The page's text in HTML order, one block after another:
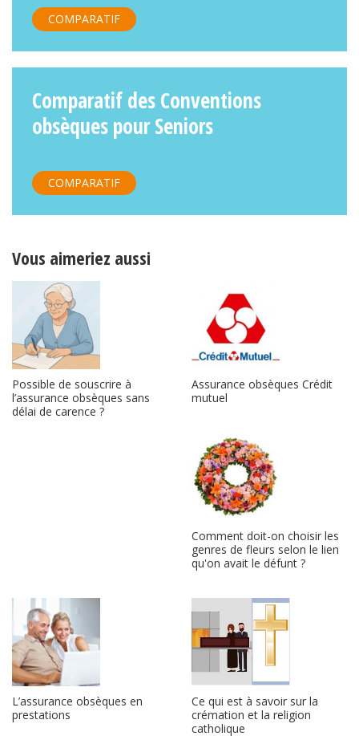
COMPARATIF
Comparatif des Conventions
obsèques pour Seniors
COMPARATIF
Vous aimeriez aussi
Possible de souscrire à
l’assurance obsèques sans
délai de carence ?
Assurance obsèques Crédit
mutuel
Comment doit-on choisir les
genres de fleurs selon le lien
qu'on avait le défunt ?
L’assurance obsèques en
prestations
Ce qui est à savoir sur la
crémation et la religion
catholique